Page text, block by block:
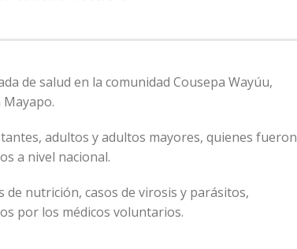
de salud en la comunidad Cousepa Wayúu,
adultos y adultos mayores, quienes fueron
a nivel nacional.
nutrición, casos de virosis y parásitos,
por los médicos voluntarios.